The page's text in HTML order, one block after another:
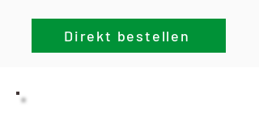
Direkt bestellen